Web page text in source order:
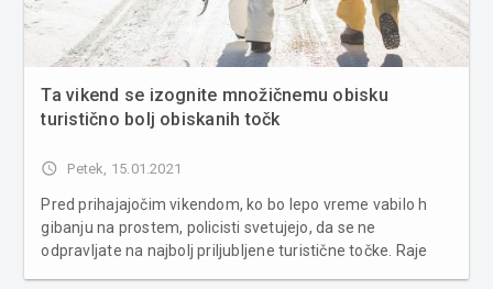
Ta vikend se izognite množičnemu obisku
turistično bolj obiskanih točk
access_time Petek, 15.01.2021
Pred prihajajočim vikendom, ko bo lepo vreme vabilo h
gibanju na prostem, policisti svetujejo, da se ne
odpravljate na najbolj priljubljene turistične točke. Raje